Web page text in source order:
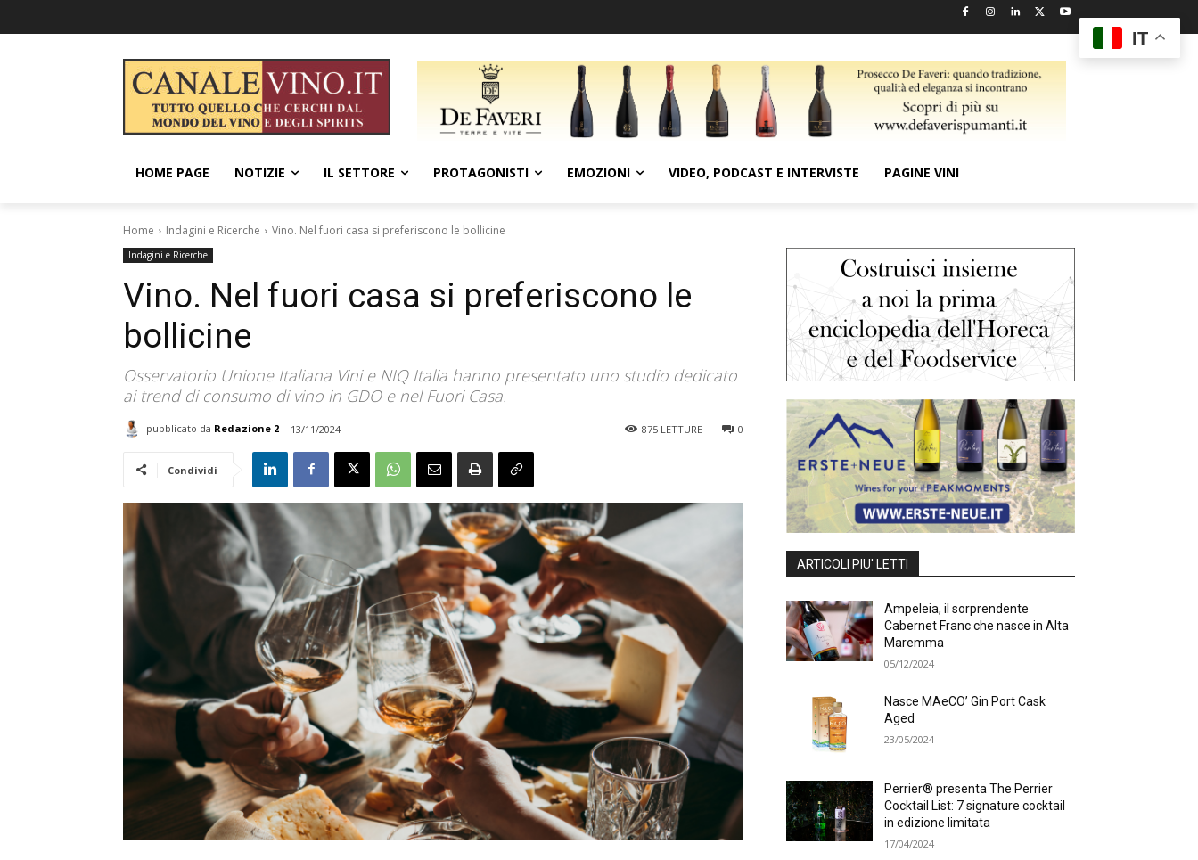
HOME PAGE NOTIZIE IL SETTORE PROTAGONISTI EMOZIONI VIDEO, PODCAST E INTERVISTE PAGINE VINI
Home Indagini e Ricerche Vino. Nel fuori casa si preferiscono le bollicine
Indagini e Ricerche
Vino. Nel fuori casa si preferiscono le
bollicine
Osservatorio Unione Italiana Vini e NIQ Italia hanno presentato uno studio dedicato
ai trend di consumo di vino in GDO e nel Fuori Casa.
pubblicato da Redazione 2 13/11/2024 0
875 LETTURE
Condividi
ARTICOLI PIU' LETTI
Ampeleia, il sorprendente
Cabernet Franc che nasce in Alta
Maremma
05/12/2024
Nasce MAeCO’ Gin Port Cask
Aged
23/05/2024
Perrier® presenta The Perrier
Cocktail List: 7 signature cocktail
in edizione limitata
17/04/2024
IT